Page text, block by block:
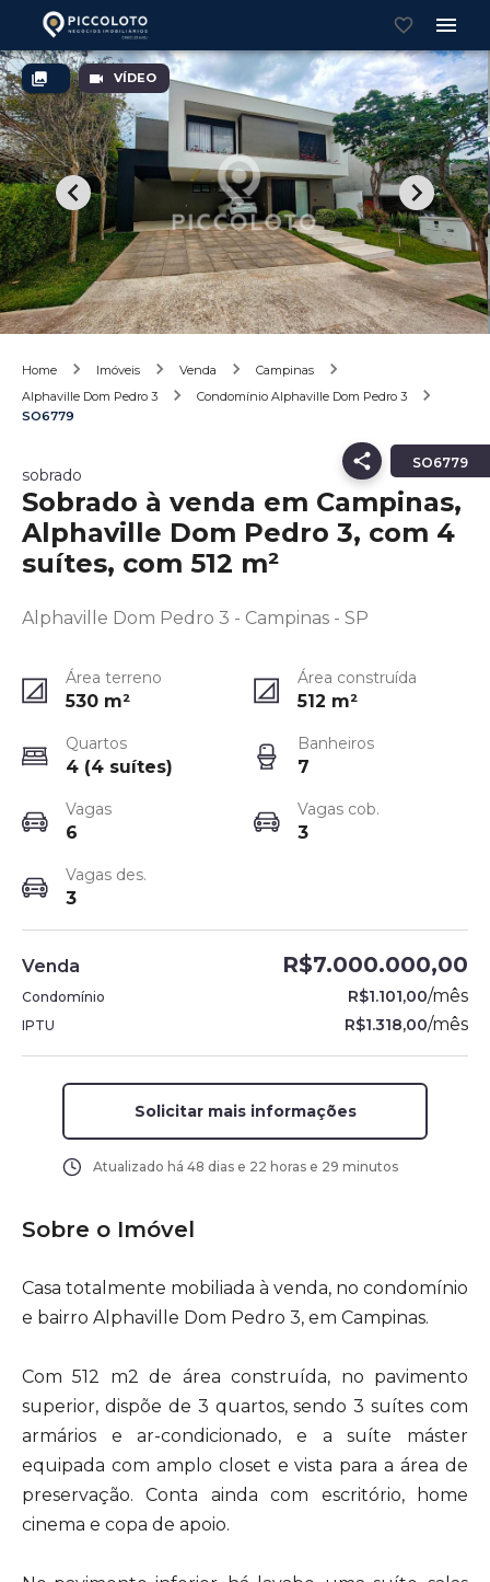
VÍDEO
Home Imóveis Venda
Campinas
Alphaville Dom Pedro 3
Condomínio Alphaville Dom Pedro 3
SO6779
SO6779
sobrado
Sobrado à venda em Campinas,
Alphaville Dom Pedro 3, com 4
suítes, com 512 m²
Alphaville Dom Pedro 3 - Campinas - SP
Área terreno
530 m²
Área construída
512 m²
Quartos
4 (4 suítes)
Banheiros
7
Vagas
6
Vagas cob.
3
Vagas des.
3
Venda R$7.000.000,00
Condomínio R$1.101,00/mês
IPTU R$1.318,00/mês
Solicitar mais informações
Atualizado há 48 dias e 22 horas e 29 minutos
Sobre o Imóvel
Casa totalmente mobiliada à venda, no condomínio
e bairro Alphaville Dom Pedro 3, em Campinas.
Com 512 m2 de área construída, no pavimento
superior, dispõe de 3 quartos, sendo 3 suítes com
armários e ar-condicionado, e a suíte máster
equipada com amplo closet e vista para a área de
preservação. Conta ainda com escritório, home
cinema e copa de apoio.